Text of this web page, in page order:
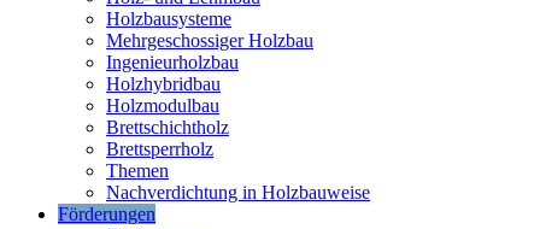
Holzbausysteme
Mehrgeschossiger Holzbau
Ingenieurholzbau
Holzhybridbau
Holzmodulbau
Brettschichtholz
Brettsperrholz
Themen
Nachverdichtung in Holzbauweise
Förderungen